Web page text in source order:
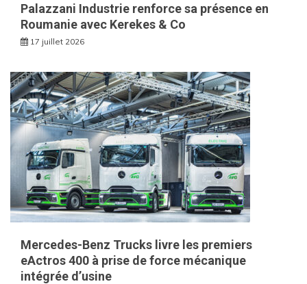
Palazzani Industrie renforce sa présence en
Roumanie avec Kerekes & Co
17 juillet 2026
Mercedes-Benz Trucks livre les premiers
eActros 400 à prise de force mécanique
intégrée d’usine